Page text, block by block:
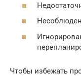
Чтобы избежать